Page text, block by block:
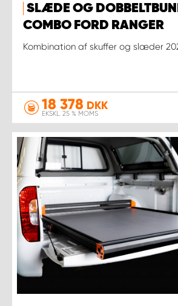
SLÆDE OG
COMBO FORD RANGER
Kombination af skuffer og slæder
18 378 DKK
EKSKL. 25 % MOMS